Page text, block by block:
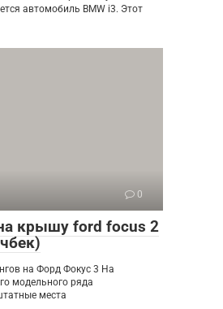
автомобиль BMW i3. Этот
0
крышу ford focus 2
на Форд Фокус 3 На
модельного ряда
места